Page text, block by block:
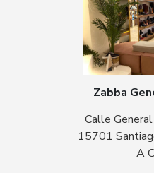
Zabba
Calle
15701
A